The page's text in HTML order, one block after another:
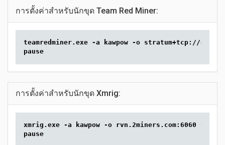
การตั้งค่าสำหรับนักขุด Team Red Miner:
teamredminer.exe -a kawpow -o stratum+tcp://
pause
การตั้งค่าสำหรับนักขุด Xmrig:
xmrig.exe -a kawpow -o rvn.2miners.com:6060 -u
pause